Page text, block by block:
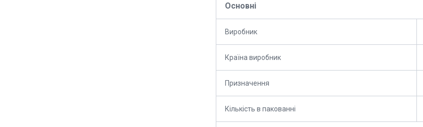
Основні
Виробник
Країна виробник
Призначення
Кількість в пакованні